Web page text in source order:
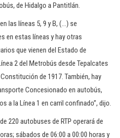
de Hidalgo a Pantitlán.
las líneas 5, 9 y B, (…) se
en estas líneas y hay otras
que vienen del Estado de
2 del Metrobús desde Tepalcates
de 1917. También, hay
Concesionado en autobús,
a la Línea 1 en carril confinado”, dijo.
220 autobuses de RTP operará de
sábados de 06:00 a 00:00 horas y